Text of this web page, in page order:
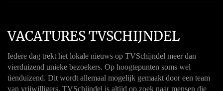
VACATURES TVSCHIJNDEL
Iedere dag trekt het lokale nieuws op TVSchijndel meer dan
vierduizend unieke bezoekers. Op hoogtepunten soms wel
tienduizend. Dit wordt allemaal mogelijk gemaakt door een team
van vrijwilligers. TVSchijndel is altijd op zoek naar mensen die